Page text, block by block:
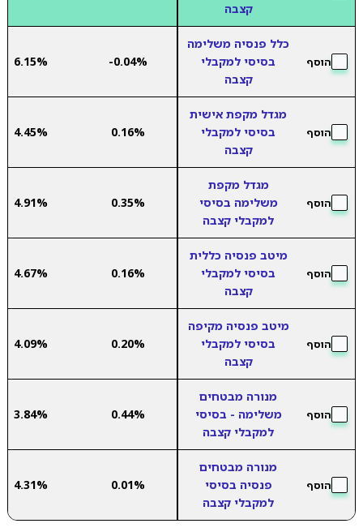
קצבה
הוסף
כלל פנסיה משלימה
בסיסי למקבלי
קצבה
-0.04%
6.15%
הוסף
מגדל מקפת אישית
בסיסי למקבלי
קצבה
0.16%
4.45%
הוסף
מגדל מקפת
משלימה בסיסי
למקבלי קצבה
0.35%
4.91%
הוסף
מיטב פנסיה כללית
בסיסי למקבלי
קצבה
0.16%
4.67%
הוסף
מיטב פנסיה מקיפה
בסיסי למקבלי
קצבה
0.20%
4.09%
הוסף
מנורה מבטחים
משלימה - בסיסי
למקבלי קצבה
0.44%
3.84%
הוסף
מנורה מבטחים
פנסיה בסיסי
למקבלי קצבה
0.01%
4.31%